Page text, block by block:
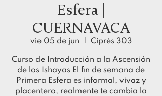
Esfera |
CUERNAVACA
vie 05 de jun Ciprés 303
Curso de Introducción a la Ascensión
de los Ishayas El fin de semana de
Primera Esfera es informal, vivaz y
placentero, realmente te cambia la